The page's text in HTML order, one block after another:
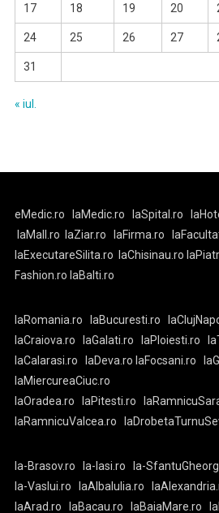
17 18 19 20
24 25 26 27
31
« iul.
eMedic.ro laMedic.ro laSpital.ro
laMall.ro
laZiar.ro laFirma.ro
laExecutareSilita.ro
laChisinau.ro
Fashion.ro laBalti.ro
laRomania.ro laBucuresti.ro
laCraiova.ro
laGalati.ro laPloiesti.ro
laCalarasi.ro
laDeva.ro laFocsani.ro
laMiercureaCiuc.ro
laOradea.ro
laPitesti.ro
laRamnicuValcea.ro
la-Brasov.ro la-Iasi.ro
la-
la-Vaslui.ro
laAlbaIulia.ro
laArad.ro
laBacau.ro laBaiaMare.ro